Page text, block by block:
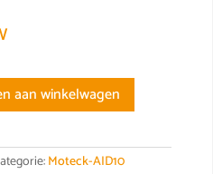
aan winkelwagen
Moteck-AID10